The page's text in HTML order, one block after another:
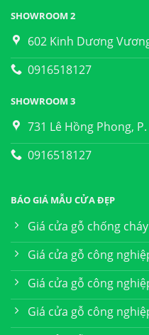
SHOWROOM 2
602 Kinh Dương
0916518127
SHOWROOM 3
731 Lê Hồng Phong,
0916518127
BÁO GIÁ MẪU CỬA ĐẸP
Giá cửa gỗ chống cháy
Giá cửa gỗ công
Giá cửa gỗ công
Giá cửa gỗ công